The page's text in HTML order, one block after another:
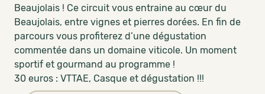
Beaujolais ! Ce circuit vous entraine au cœur du
Beaujolais, entre vignes et pierres dorées. En fin de
parcours vous profiterez d’une dégustation
commentée dans un domaine viticole. Un moment
sportif et gourmand au programme !
30 euros : VTTAE, Casque et dégustation !!!